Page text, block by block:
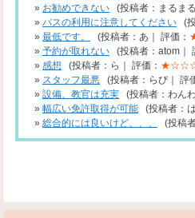
» お勧めできない (投稿者：まるま
» バスの利用に注意してください (
» 最低です。 (投稿者：あ｜ 評価：
» 予約が取れない (投稿者：atom｜
» 感想 (投稿者：ら｜ 評価：
» スタッフ最悪 (投稿者：らび｜ 評
» 設備、教官は充実 (投稿者：わん
» 幅広い免許取得が可能 (投稿者：
» 総合的には良いけど、、、 (投稿